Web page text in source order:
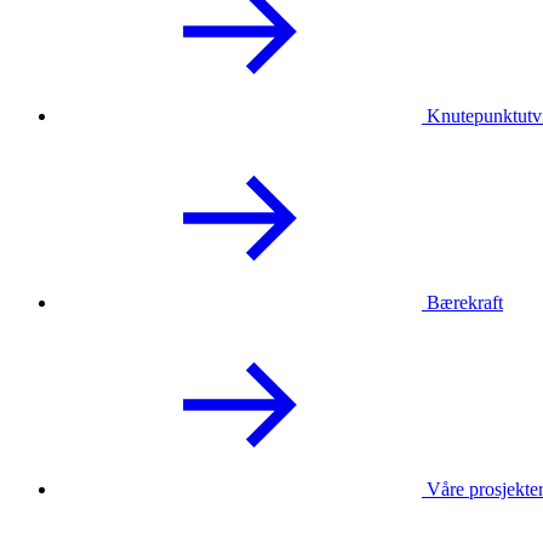
Bærekraft
Våre prosjekter